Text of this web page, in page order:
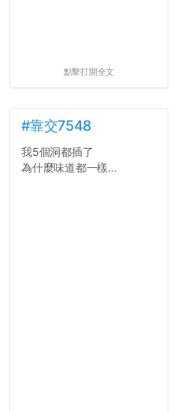
點擊打開全文
#靠交7548
我5個洞都插了
為什麼味道都一樣...